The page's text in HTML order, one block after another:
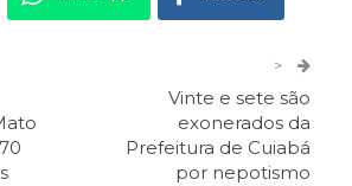
O email
>
Vinte e sete são
exonerados da
Prefeitura de Cuiabá
por nepotismo